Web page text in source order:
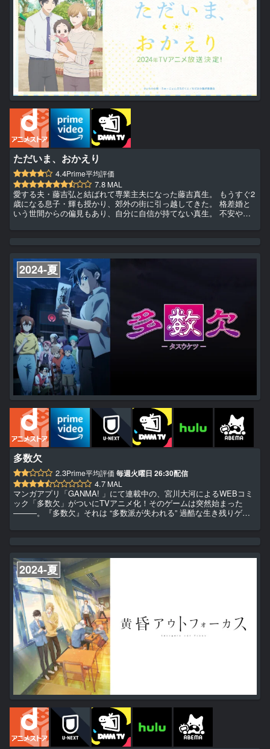
ただいま、おかえり
4.4Prime平均評価
7.8 MAL
愛する夫・藤吉弘と結ばれて専業主夫になった藤吉真生。 もうすぐ2
歳になる息子・輝も授かり、郊外の街に引っ越してきた。 格差婚と
いう世間からの偏見もあり、自分に自信が持てない真生。 不安や悲
く。 昨日よりももっと『家族』になる。 優しい気持ちを運ぶ藤吉家
2024-夏
多数欠
2.3Prime平均評価 毎週火曜日 26:30配信
4.7 MAL
マンガアプリ「GANMA! 」にて連載中の、宮川大河によるWEBコミ
ック「多数欠」がついにTVアニメ化！そのゲームは突然始まった
―――。『多数欠』それは “多数派が失われる” 過酷な生き残りゲー
謎の特殊能力「特権利」を手に 運命を切り開いていく！
2024-夏